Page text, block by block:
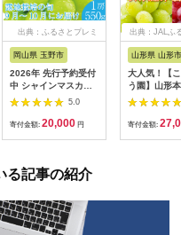
出典：ふるさとプレミ
岡山県 玉野市
2026年 先行予約受付
中 シャインマスカッ
ト晴王1房 約550g 岡
山県産 種無し 皮ごと
食べる みずみずしい
ーツ
5.0
寄付金額: 20,000 円
出典：JALふ
山形県 山形市
大人気！【
う園】山形本
級ぶどう 3種
べD 秀以上
【令和8年産
寄付金額:
る記事の紹介